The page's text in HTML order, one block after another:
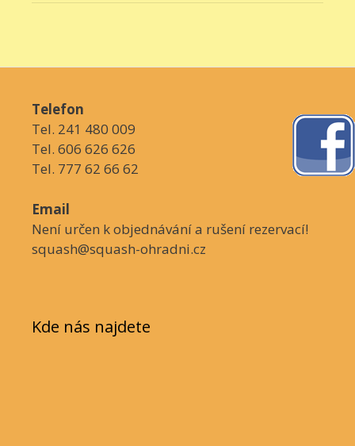
Telefon
Tel. 241 480 009
Tel. 606 626 626
Tel. 777 62 66 62
Email
Není určen k objednávání a rušení rezervací!
squash@squash-ohradni.cz
Kde nás najdete